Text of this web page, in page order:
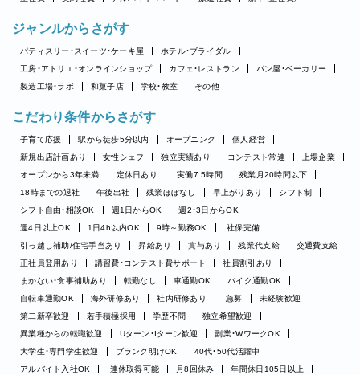
ジャンルからさがす
パティスリー・スイーツ・ケーキ屋
ホテル・ブライダル
工房・アトリエ・オンラインショップ
カフェ・レストラン
パン屋・ベーカリー
製造工場・ラボ
和菓子店 学校・教室 その他
こだわり条件からさがす
子育て応援 駅から徒歩5分以内 オープニング
個人経営
新規出店計画あり
女性シェフ 独立実績あり コンテスト常連
上場企業
オープンから3年未満
定休日あり 実働7.5時間
残業月20時間以下
18時までの退社
午後出社 残業ほぼなし 早上がりあり
シフト制
シフト自由・相談OK
週1日からOK
週2・3日からOK
週4日以上OK
1日4h以内OK 9時～勤務OK
社保完備
引っ越し補助/住宅手当あり
昇給あり 賞与あり 残業代支給
交通費支給
正社員登用あり
講習費・コンテスト費サポート
社員割引あり
まかない・食事補助あり
転勤なし 車通勤OK
バイク通勤OK
自転車通勤OK
海外研修あり 社内研修あり 急募
未経験歓迎
第二新卒歓迎
若手積極採用 学歴不問
独立希望歓迎
異業種からの転職歓迎
Uターン・Iターン歓迎
副業・WワークOK
大学生・専門学生歓迎
ブランク明けOK
40代・50代活躍中
アルバイト入社OK
連休取得可能 月8回休み
年間休日105日以上